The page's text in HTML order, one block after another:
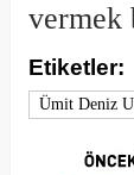
vermek
Etiketler:
Ümit Deniz